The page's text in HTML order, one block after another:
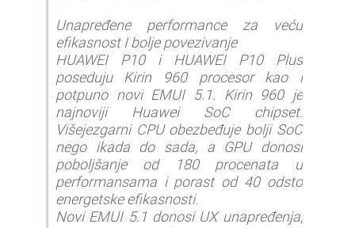
Unapređene performance za veću
efikasnost I bolje povezivanje
HUAWEI P10 i HUAWEI P10 Plus
poseduju Kirin 960 procesor kao i
potpuno novi EMUI 5.1. Kirin 960 je
najnoviji Huawei SoC chipset.
Višejezgarni CPU obezbeđuje bolji SoC
nego ikada do sada, a GPU donosi
poboljšanje od 180 procenata u
performansama i porast od 40 odsto
energetske efikasnosti.
Novi EMUI 5.1 donosi UX unapređenja,